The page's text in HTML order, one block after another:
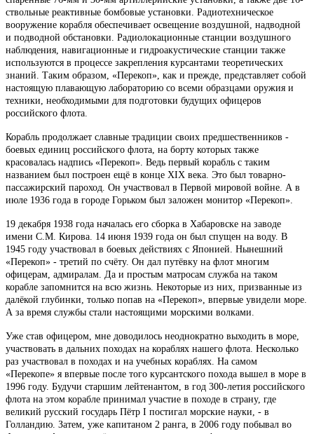
ствольные реактивные бомбовые установки. Радиотехническое
вооружение корабля обеспечивает освещение воздушной, надводной
и подводной обстановки. Радиолокационные станции воздушного
наблюдения, навигационные и гидроакустические станции также
используются в процессе закрепления курсантами теоретических
знаний. Таким образом, «Перекоп», как и прежде, представляет собой
настоящую плавающую лабораторию со всеми образцами оружия и
техники, необходимыми для подготовки будущих офицеров
российского флота.
Корабль продолжает славные традиции своих предшественников -
боевых единиц российского флота, на борту которых также
красовалась надпись «Перекоп». Ведь первый корабль с таким
названием был построен ещё в конце XIX века. Это был товарно-
пассажирский пароход. Он участвовал в Первой мировой войне. А в
июле 1936 года в городе Горьком был заложен монитор «Перекоп».
19 декабря 1938 года началась его сборка в Хабаровске на заводе
имени С.М. Кирова. 14 июня 1939 года он был спущен на воду. В
1945 году участвовал в боевых действиях с Японией. Нынешний
«Перекоп» - третий по счёту. Он дал путёвку на флот многим
офицерам, адмиралам. Да и простым матросам служба на таком
корабле запомнится на всю жизнь. Некоторые из них, призванные из
далёкой глубинки, только попав на «Перекоп», впервые увидели море.
А за время службы стали настоящими морскими волками.
Уже став офицером, мне доводилось неоднократно выходить в море,
участвовать в дальних походах на кораблях нашего флота. Несколько
раз участвовал в походах и на учебных кораблях. На самом
«Перекопе» я впервые после того курсантского похода вышел в море в
1996 году. Будучи старшим лейтенантом, в год 300-летия российского
флота на этом корабле принимал участие в походе в страну, где
великий русский государь Пётр I постигал морские науки, - в
Голландию. Затем, уже капитаном 2 ранга, в 2006 году побывал во